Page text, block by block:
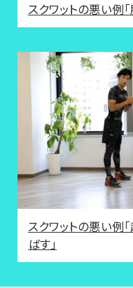
スクワットの悪い例
スクワットの悪い例
ばす」